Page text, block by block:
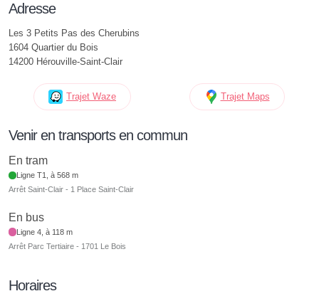
Adresse
Les 3 Petits Pas des Cherubins
1604 Quartier du Bois
14200 Hérouville-Saint-Clair
Trajet Waze Trajet Maps
Venir en transports en commun
En tram
Ligne T1, à 568 m
Arrêt Saint-Clair - 1 Place Saint-Clair
En bus
Ligne 4, à 118 m
Arrêt Parc Tertiaire - 1701 Le Bois
Horaires